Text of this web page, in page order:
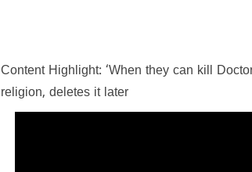
Content Highlight: ‘When they can kill
religion, deletes it later